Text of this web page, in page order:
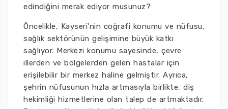
edindiğini merak ediyor musunuz?
Öncelikle, Kayseri'nin coğrafi konumu ve nüfusu,
sağlık sektörünün gelişimine büyük katkı
sağlıyor. Merkezi konumu sayesinde, çevre
illerden ve bölgelerden gelen hastalar için
erişilebilir bir merkez haline gelmiştir. Ayrıca,
şehrin nüfusunun hızla artmasıyla birlikte, diş
hekimliği hizmetlerine olan talep de artmaktadır.